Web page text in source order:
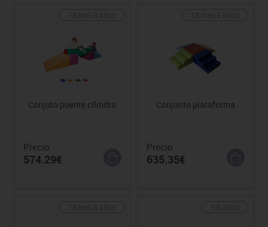
Conjuto puente cilindro
Precio
574.29€
Conjunto plataforma
Precio
635.35€